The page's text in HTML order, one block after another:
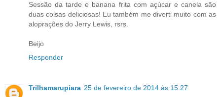
Sessão da tarde e banana frita com açúcar e canela são
duas coisas deliciosas! Eu também me diverti muito com as
aloprações do Jerry Lewis, rsrs.
Beijo
Responder
Trilhamarupiara 25 de fevereiro de 2014 às 15:27